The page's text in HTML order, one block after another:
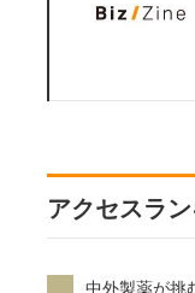
アクセスラ
中外製薬が挑